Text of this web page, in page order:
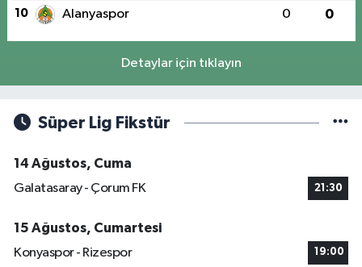
10 Alanyaspor 0 0
Detaylar için tıklayın
Süper Lig Fikstür
14 Ağustos, Cuma
Galatasaray - Çorum FK
21:30
15 Ağustos, Cumartesi
Konyaspor - Rizespor
19:00